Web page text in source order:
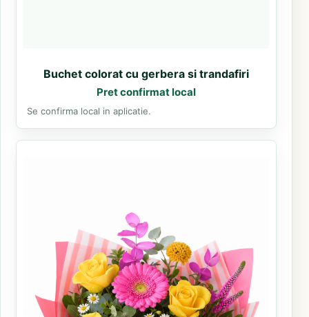
Buchet colorat cu gerbera si trandafiri
Pret confirmat local
Se confirma local in aplicatie.